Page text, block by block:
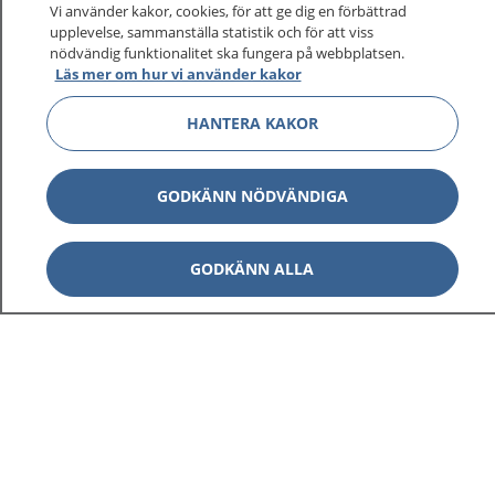
Vi använder kakor, cookies, för att ge dig en förbättrad
upplevelse, sammanställa statistik och för att viss
nödvändig funktionalitet ska fungera på webbplatsen.
Läs mer om hur vi använder kakor
HANTERA KAKOR
GODKÄNN NÖDVÄNDIGA
GODKÄNN ALLA